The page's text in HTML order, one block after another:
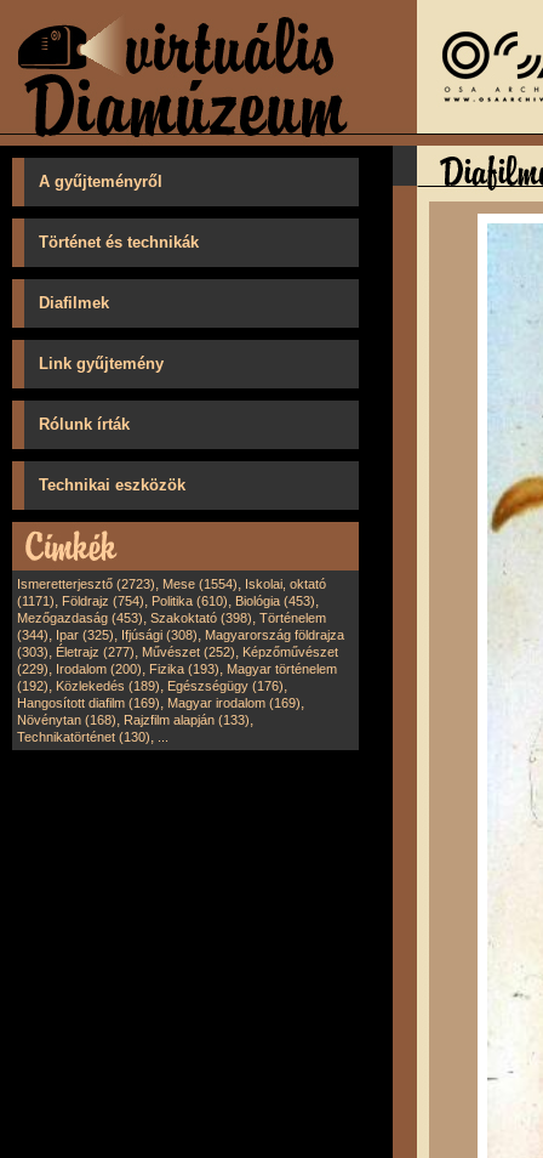
A gyűjteményről
Történet és technikák
Diafilmek
Link gyűjtemény
Rólunk írták
Technikai eszközök
Ismeretterjesztő (2723), Mese (1554), Iskolai, oktató
(1171), Földrajz (754), Politika (610), Biológia (453),
Mezőgazdaság (453), Szakoktató (398), Történelem
(344), Ipar (325), Ifjúsági (308), Magyarország földrajza
(303), Életrajz (277), Művészet (252), Képzőművészet
(229), Irodalom (200), Fizika (193), Magyar történelem
(192), Közlekedés (189), Egészségügy (176),
Hangosított diafilm (169), Magyar irodalom (169),
Növénytan (168), Rajzfilm alapján (133),
Technikatörténet (130),